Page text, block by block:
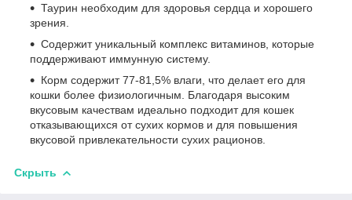
Таурин необходим для здоровья сердца и хорошего
зрения.
Содержит уникальный комплекс витаминов, которые
поддерживают иммунную систему.
Корм содержит 77-81,5% влаги, что делает его для
кошки более физиологичным. Благодаря высоким
вкусовым качествам идеально подходит для кошек
отказывающихся от сухих кормов и для повышения
вкусовой привлекательности сухих рационов.
Скрыть